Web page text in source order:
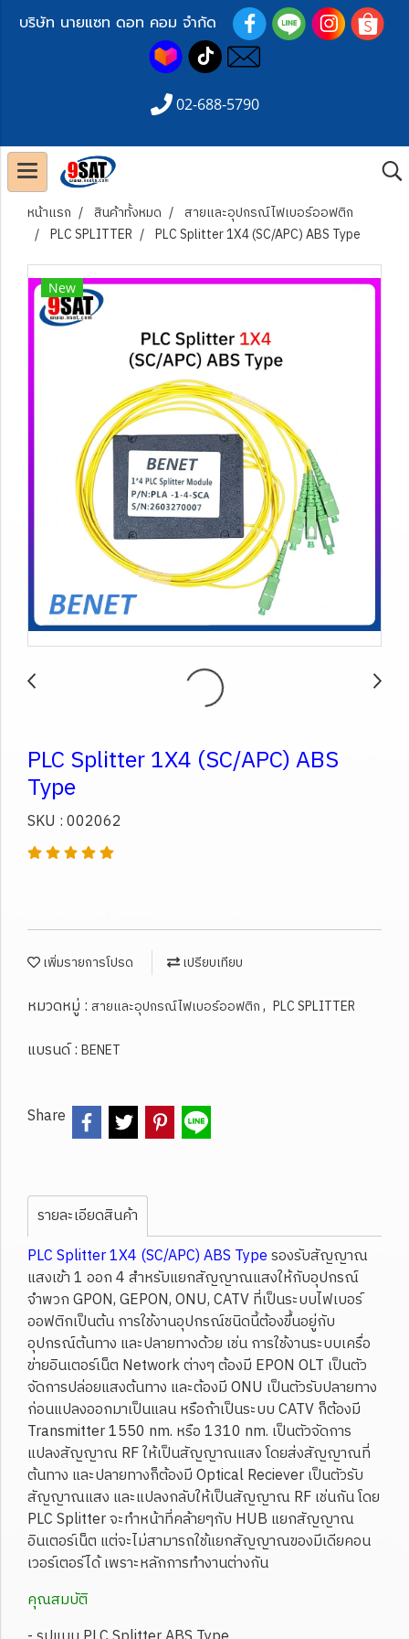
บริษัท นายแซท ดอท คอม จำกัด
02-688-5790
หน้าแรก สินค้าทั้งหมด
สายและอุปกรณ์ไฟเบอร์ออฟติก
PLC SPLITTER
PLC Splitter 1X4 (SC/APC) ABS Type
New
PLC Splitter 1X4 (SC/APC) ABS
Type
SKU : 002062
เพิ่มรายการโปรด เปรียบเทียบ
หมวดหมู่ : สายและอุปกรณ์ไฟเบอร์ออฟติก, PLC SPLITTER
แบรนด์ : BENET
Share
รายละเอียดสินค้า
PLC Splitter 1X4 (SC/APC) ABS Typeรองรับสัญญาณ
แสงเข้า 1 ออก 4 สำหรับแยกสัญญาณแสงให้กับอุปกรณ์
จำพวก GPON, GEPON, ONU, CATV ที่เป็นระบบไฟเบอร์
ออฟติกเป็นต้น การใช้งานอุปกรณ์ชนิดนี้ต้องขึ้นอยู่กับ
อุปกรณ์ต้นทาง และปลายทางด้วย เช่น การใช้งานระบบเครื่อ
ข่ายอินเตอร์เน็ต Network ต่างๆ ต้องมี EPON OLT เป็นตัว
จัดการปล่อยแสงต้นทาง และต้องมี ONU เป็นตัวรับปลายทาง
ก่อนแปลงออกมาเป็นแลน หรือถ้าเป็นระบบ CATV ก็ต้องมี
Transmitter 1550 nm. หรือ 1310 nm. เป็นตัวจัดการ
แปลงสัญญาณ RF ให้เป็นสัญญาณแสง โดยส่งสัญญาณที่
ต้นทาง และปลายทางก็ต้องมี Optical Reciever เป็นตัวรับ
สัญญาณแสง และแปลงกลับให้เป็นสัญญาณ RF เช่นกัน โดย
PLC Splitter จะทำหน้าที่คล้ายๆกับ HUB แยกสัญญาณ
อินเตอร์เน็ต แต่จะไม่สามารถใช้แยกสัญญาณของมีเดียคอน
เวอร์เตอร์ได้ เพราะหลักการทำงานต่างกัน
คุณสมบัติ